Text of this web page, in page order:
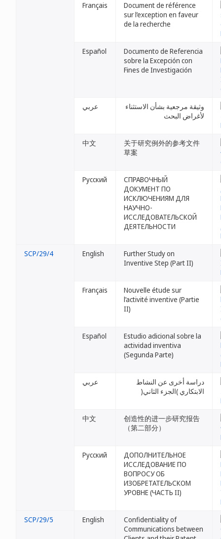
Français
Document de référence
sur l’exception en faveur
de la recherche
Español
Documento de Referencia
sobre la Excepción con
Fines de Investigación
عربي
وثيقة مرجعية بشأن الاستثناء
لأغراض البحث
中文
关于研究例外的参考文件
草案
Русский
СПРАВОЧНЫЙ
ДОКУМЕНТ ПО
ИСКЛЮЧЕНИЯМ ДЛЯ
НАУЧНО-
ИССЛЕДОВАТЕЛЬСКОЙ
ДЕЯТЕЛЬНОСТИ
SCP/29/4 English
Further Study on
Inventive Step (Part II)
Français
Nouvelle étude sur
l’activité inventive (Partie
II)
Español
Estudio adicional sobre la
actividad inventiva
(Segunda Parte)
عربي
دراسة أخرى عن النشاط
الابتكاري )الجزء الثاني(
中文
创造性的进一步研究报告
（第二部分）
Русский
ДОПОЛНИТЕЛЬНОЕ
ИССЛЕДОВАНИЕ ПО
ВОПРОСУ ОБ
ИЗОБРЕТАТЕЛЬСКОМ
УРОВНЕ (ЧАСТЬ II)
SCP/29/5 English
Confidentiality of
Communications between